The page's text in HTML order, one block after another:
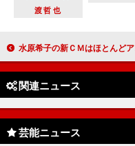
渡哲也
水原希子の新ＣＭはほとんどアドリブ アラサー女子「あるある」の世界観も
関連ニュース
芸能ニュース